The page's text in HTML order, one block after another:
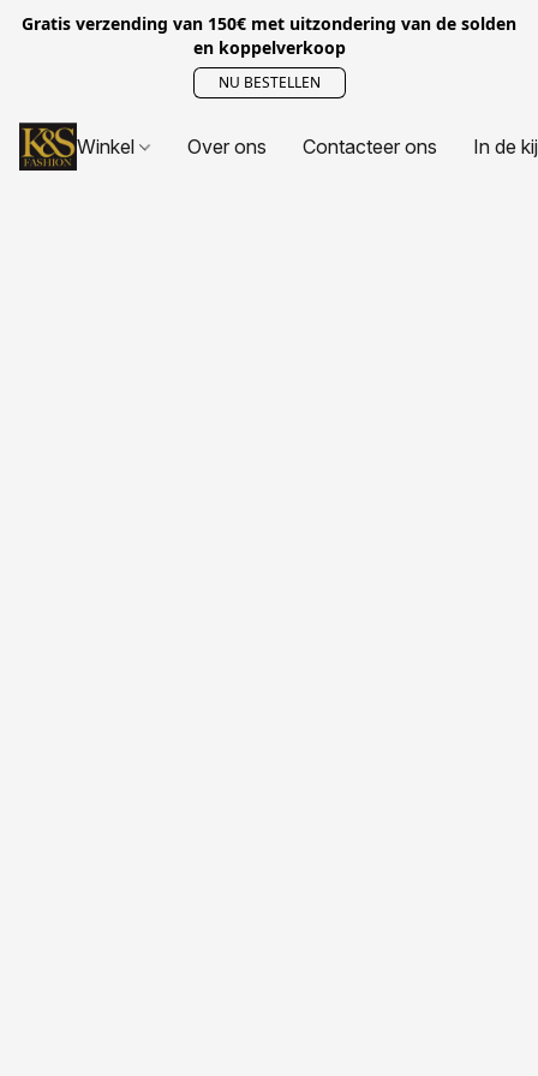
Gratis verzending van 150€ met uitzondering van de solden
en koppelverkoop
NU BESTELLEN
Winkel Over ons Contacteer ons In de